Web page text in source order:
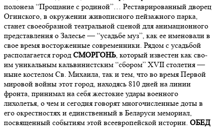
полонеза “Прощание с родиной”… Реставрированный дворец
Огинского, в окружении живописного пейзажного парка,
станет своеобразной театральной сценой для анимационного
представления о Залесье — “усадьбе муз”, как ее именовали в
свое время восторженные современники. Рядом с усадьбой
располагается горо­д СМОРГОНЬ, ко­то­рый известен как сво­
им уникальным кальвинистским “сбо­ром” XVII сто­ле­тия —
ны­не ко­сте­лом Св. Ми­ха­и­ла, так и тем, что во время Первой
мировой войны этот город, находясь 810 дней на линии
фронта, принимал на себя жестокие удары военного
лихолетья, о чем и сегодня говорят многочисленные доты в
его окрестностях и единственный в Беларуси мемориал,
посвященный событиям этой всеевропейской истории. ОБЕД